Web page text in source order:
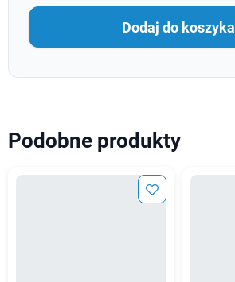
Dodaj do koszyka
Podobne produkty